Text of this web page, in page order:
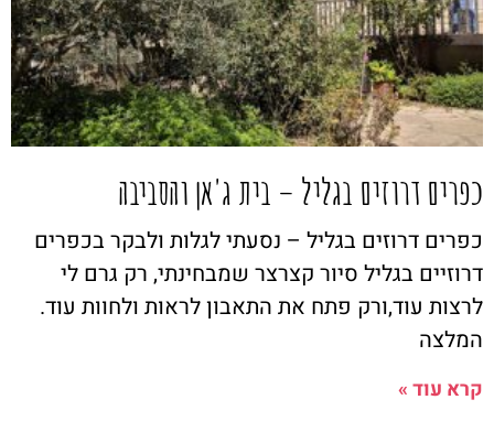
כפרים דרוזים בגליל – בית ג'אן והסביבה
כפרים דרוזים בגליל – נסעתי לגלות ולבקר בכפרים
דרוזיים בגליל סיור קצרצר שמבחינתי, רק גרם לי
לרצות עוד,ורק פתח את התאבון לראות ולחוות עוד.
המלצה
קרא עוד »